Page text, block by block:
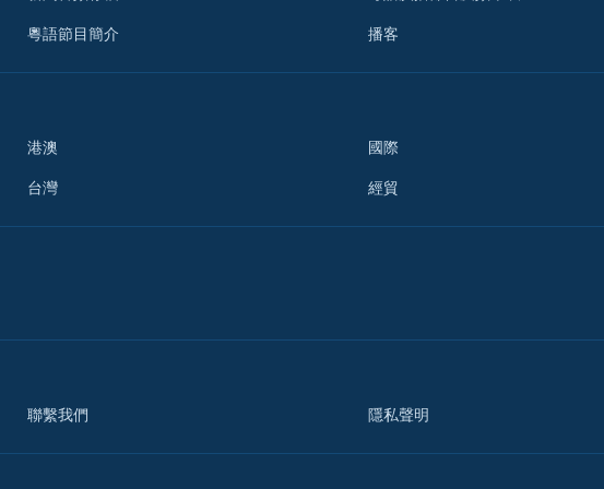
粵語節目簡介 播客
港澳
台灣
國際
經貿
聯繫我們 隱私聲明